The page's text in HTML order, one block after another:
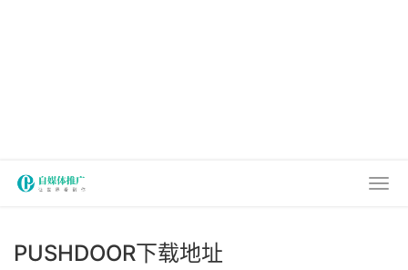
PUSHDOOR下载地址